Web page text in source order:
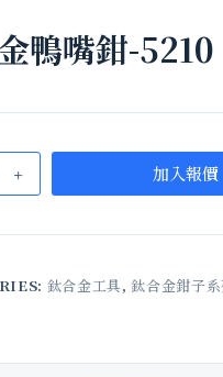
鴨嘴鉗-5210
加入報價
鈦合金工具,鈦合金鉗子系